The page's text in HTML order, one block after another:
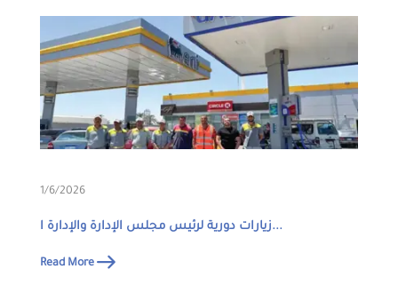
1/6/2026
زيارات دورية لرئيس مجلس الإدارة والإدارة ا...
Read More